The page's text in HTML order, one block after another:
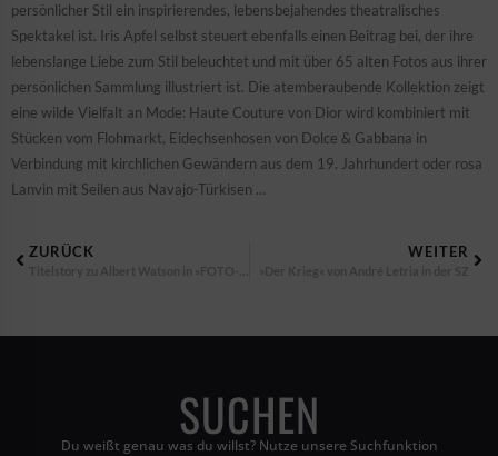
persönlicher Stil ein inspirierendes, lebensbejahendes theatralisches
Spektakel ist. Iris Apfel selbst steuert ebenfalls einen Beitrag bei, der ihre
lebenslange Liebe zum Stil beleuchtet und mit über 65 alten Fotos aus ihrer
persönlichen Sammlung illustriert ist. Die atemberaubende Kollektion zeigt
eine wilde Vielfalt an Mode: Haute Couture von Dior wird kombiniert mit
Stücken vom Flohmarkt, Eidechsenhosen von Dolce & Gabbana in
Verbindung mit kirchlichen Gewändern aus dem 19. Jahrhundert oder rosa
Lanvin mit Seilen aus Navajo-Türkisen …
ZURÜCK WEITER
SUCHEN
Du weißt genau was du willst? Nutze unsere Suchfunktion